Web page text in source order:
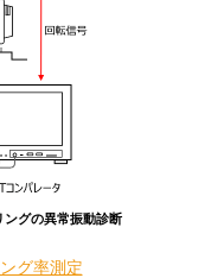
ングの異常振動診断
グ率測定